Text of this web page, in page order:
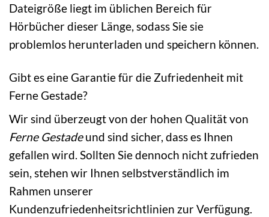
Dateigröße liegt im üblichen Bereich für
Hörbücher dieser Länge, sodass Sie sie
problemlos herunterladen und speichern können.
Gibt es eine Garantie für die Zufriedenheit mit
Ferne Gestade?
Wir sind überzeugt von der hohen Qualität von
Ferne Gestadeund sind sicher, dass es Ihnen
gefallen wird. Sollten Sie dennoch nicht zufrieden
sein, stehen wir Ihnen selbstverständlich im
Rahmen unserer
Kundenzufriedenheitsrichtlinien zur Verfügung.